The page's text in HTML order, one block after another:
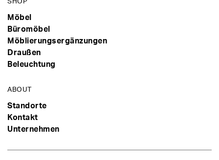
Möbel
Büromöbel
Möblierungsergänzungen
Draußen
Beleuchtung
ABOUT
Standorte
Kontakt
Unternehmen